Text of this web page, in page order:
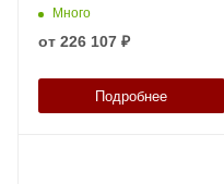
белая в обрешетке с
Много
от 226 107 ₽
Подробнее